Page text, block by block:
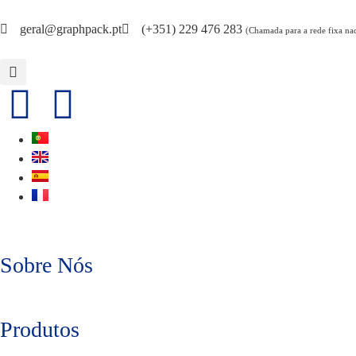
geral@graphpack.pt (+351) 229 476 283 (Chamada para a rede fixa
Sobre Nós
Produtos